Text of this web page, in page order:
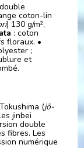
coton-lin
) 130 g/m²,
: coton
floraux. •
;
et
(jō-
jinbei
double
fibres. Les
numérique